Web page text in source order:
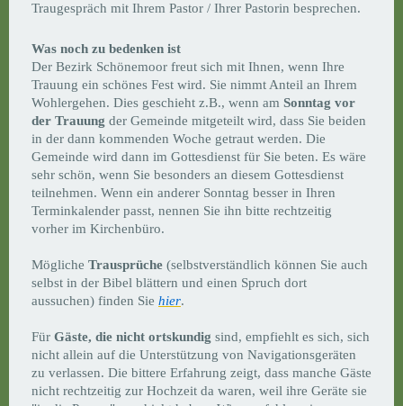
Traugespräch mit Ihrem Pastor / Ihrer Pastorin besprechen.
Was noch zu bedenken ist
Der Bezirk Schönemoor freut sich mit Ihnen, wenn Ihre
Trauung ein schönes Fest wird. Sie nimmt Anteil an Ihrem
Wohlergehen. Dies geschieht z.B., wenn am Sonntag vor
der Trauung der Gemeinde mitgeteilt wird, dass Sie beiden
in der dann kommenden Woche getraut werden. Die
Gemeinde wird dann im Gottesdienst für Sie beten. Es wäre
sehr schön, wenn Sie besonders an diesem Gottesdienst
teilnehmen. Wenn ein anderer Sonntag besser in Ihren
Terminkalender passt, nennen Sie ihn bitte rechtzeitig
vorher im Kirchenbüro.
Mögliche Trausprüche (selbstverständlich können Sie auch
selbst in der Bibel blättern und einen Spruch dort
aussuchen) finden Sie hier.
Für Gäste, die nicht ortskundig sind, empfiehlt es sich, sich
nicht allein auf die Unterstützung von Navigationsgeräten
zu verlassen. Die bittere Erfahrung zeigt, dass manche Gäste
nicht rechtzeitig zur Hochzeit da waren, weil ihre Geräte sie